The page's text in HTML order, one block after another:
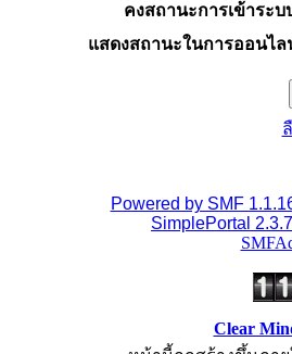
คงสถานะการเข้าระบ
แสดงสถานะในการออนไ
Powered by SMF
SimplePortal
Clear